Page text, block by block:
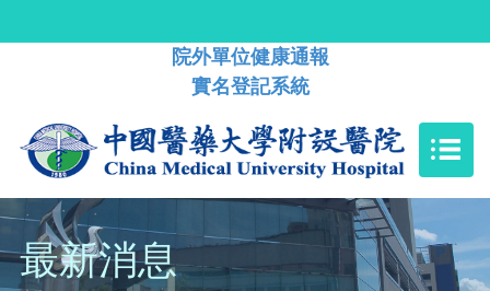
院外單位健康通報
實名登記系統
最新消息